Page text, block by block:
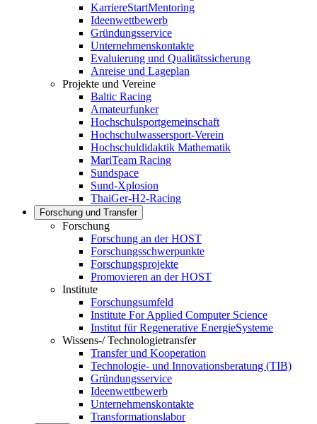
KarriereStartMentoring
Ideenwettbewerb
Gründungsservice
Unternehmenskontakte
Evaluierung und Qualitätssicherung
Anreise und Lageplan
Projekte und Vereine
Baltic Racing
Amateurfunker
Hochschulsportgemeinschaft
Hochschulwassersport-Verein
Hochschuldidaktik Mathematik
MariTeam Racing
Sundspace
Sund-Xplosion
ThaiGer-H2-Racing
Forschung und Transfer
Forschung
Forschung an der HOST
Forschungsschwerpunkte
Forschungsprojekte
Promovieren an der HOST
Institute
Forschungsumfeld
Institute For Applied Computer Science
Institut für Regenerative EnergieSysteme
Wissens-/ Technologietransfer
Transfer und Kooperation
Technologie- und Innovationsberatung (TIB)
Gründungsservice
Ideenwettbewerb
Unternehmenskontakte
Transformationslabor